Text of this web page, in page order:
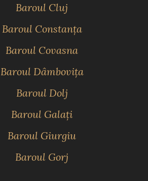
Baroul Cluj
Baroul Constanţa
Baroul Covasna
Baroul Dâmboviţa
Baroul Dolj
Baroul Galaţi
Baroul Giurgiu
Baroul Gorj